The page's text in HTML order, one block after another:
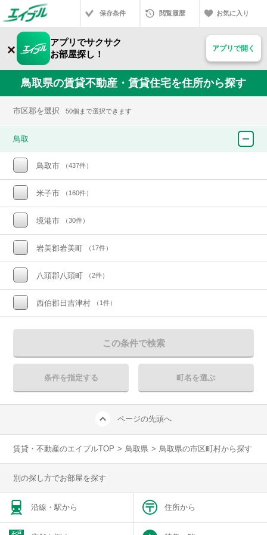
保存条件 閲覧履歴 お気に入り
×
アプリでサクサク
お部屋探し！
アプリで開く
鳥取県の賃貸不動産・賃貸住宅を住所から探す
市区郡を選択 50個まで選択できます
鳥取
鳥取市 （437件）
米子市 （160件）
境港市 （30件）
岩美郡岩美町 （17件）
八頭郡八頭町 （2件）
西伯郡日吉津村 （1件）
この条件で検索
条件を指定する 町名を選ぶ
ページの先頭へ
賃貸・不動産のエイブルTOP > 鳥取県 > 鳥取県の市区町村から探す
別の探し方でお部屋を探す
沿線・駅から 住所から